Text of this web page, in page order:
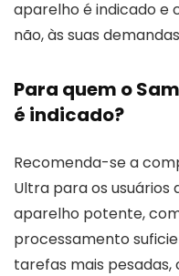
aparelho é indicado e
não, às suas
Para quem o
é indicado?
Recomenda-se a
Ultra para os usuários
aparelho potente,
processamento
tarefas mais